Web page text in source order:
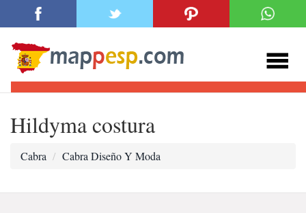
Hildyma costura
Cabra Cabra Diseño Y Moda